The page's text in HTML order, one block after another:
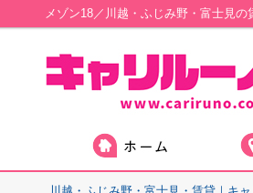
メゾン18／川越・ふじみ野・富士見